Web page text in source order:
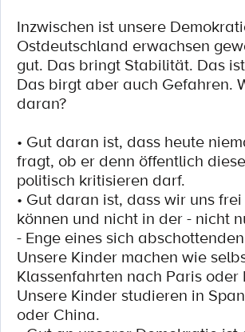
Inzwischen ist unsere
Ostdeutschland erwachsen
gut. Das bringt Stabilität. Das
Das birgt aber auch Gefahren.
daran?
• Gut daran ist, dass heute
fragt, ob er denn öffentlich
politisch kritisieren darf.
• Gut daran ist, dass wir uns
können und nicht in der - nicht
- Enge eines sich
Unsere Kinder machen wie
Klassenfahrten nach Paris oder
Unsere Kinder studieren in
oder China.